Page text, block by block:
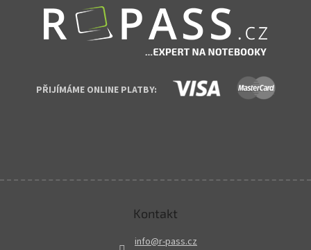
PŘIJÍMÁME ONLINE PLATBY:
Kontakt
info@r-pass.cz